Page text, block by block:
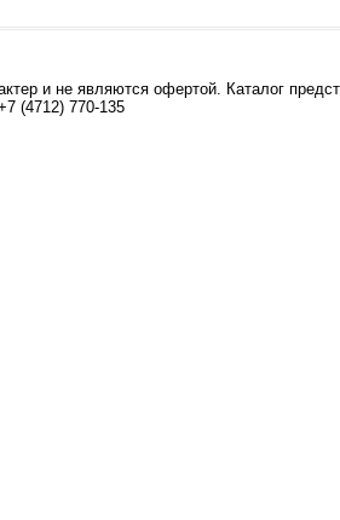
и не являются офертой. Каталог
(4712) 770-135